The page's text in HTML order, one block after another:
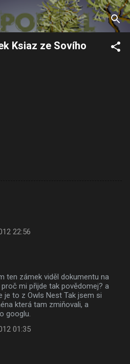
na hlavní obsah
Ksiaz ze Sovího
22:56
ten zámek viděl dokumentu na
proč mi přijde tak povědomej? a
je to z Owls Nest Tak jsem si
která tam zmiňovali, a
googlu.
01:35